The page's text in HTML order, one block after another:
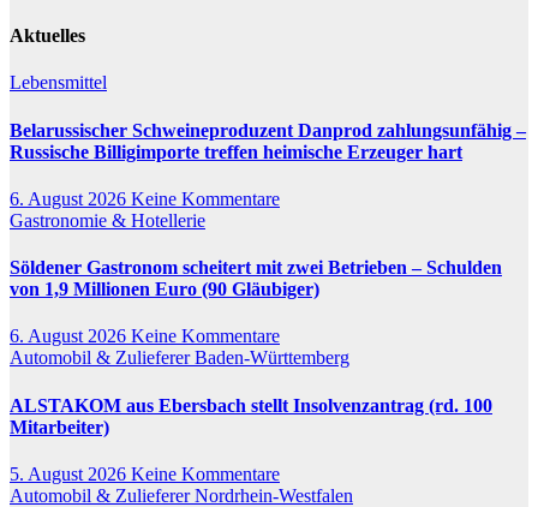
Aktuelles
Lebensmittel
Belarussischer Schweineproduzent Danprod zahlungsunfähig –
Russische Billigimporte treffen heimische Erzeuger hart
6. August 2026 Keine Kommentare
Gastronomie & Hotellerie
Söldener Gastronom scheitert mit zwei Betrieben – Schulden
von 1,9 Millionen Euro (90 Gläubiger)
6. August 2026 Keine Kommentare
Automobil & ZuliefererBaden-Württemberg
ALSTAKOM aus Ebersbach stellt Insolvenzantrag (rd. 100
Mitarbeiter)
5. August 2026 Keine Kommentare
Automobil & ZuliefererNordrhein-Westfalen